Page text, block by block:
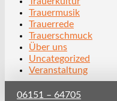
Trauermusik
Trauerrede
Trauerschmuck
Über uns
Uncategorized
Veranstaltung
06151 – 64705